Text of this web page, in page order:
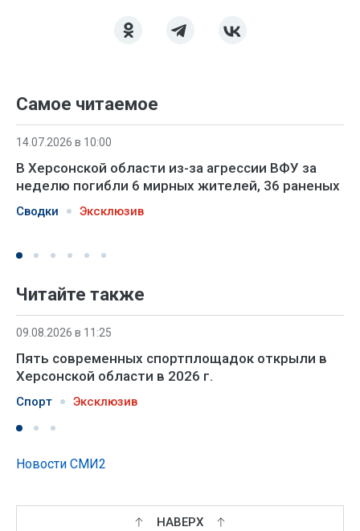
Самое читаемое
14.07.2026 в 10:00
В Херсонской области из-за агрессии ВФУ за
неделю погибли 6 мирных жителей, 36 раненых
Сводки Эксклюзив
Читайте также
09.08.2026 в 11:25
Пять современных спортплощадок открыли в
Херсонской области в 2026 г.
Спорт Эксклюзив
Новости СМИ2
НАВЕРХ